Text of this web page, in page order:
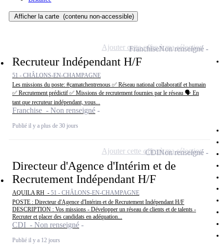
Afficher la carte (contenu non-accessible)
Recruteur Indépendant H/F
51 - CHÂLONS-EN-CHAMPAGNE
Les missions du poste: #çamatchentrenous ✅ Réseau national collaboratif et humain
✅ Recrutement prédictif ✅ Missions de recrutement fournies par le réseau 🗣 En
tant que recruteur indépendant, vous...
Franchise - Non renseigné
Publié il y a plus de 30 jours
FranchiseNon renseigné
Ajouter cette offre à ma sélection
Directeur d'Agence d'Intérim et de
Recrutement Indépendant H/F
AQUILA RH - 51 - CHÂLONS-EN-CHAMPAGNE
POSTE : Directeur d'Agence d'Intérim et de Recrutement Indépendant H/F
DESCRIPTION : Vos missions - Développer un réseau de clients et de talents -
Recruter et placer des candidats en adéquation...
CDI - Non renseigné
Publié il y a 12 jours
CDINon renseigné
Ajouter cette offre à ma sélection